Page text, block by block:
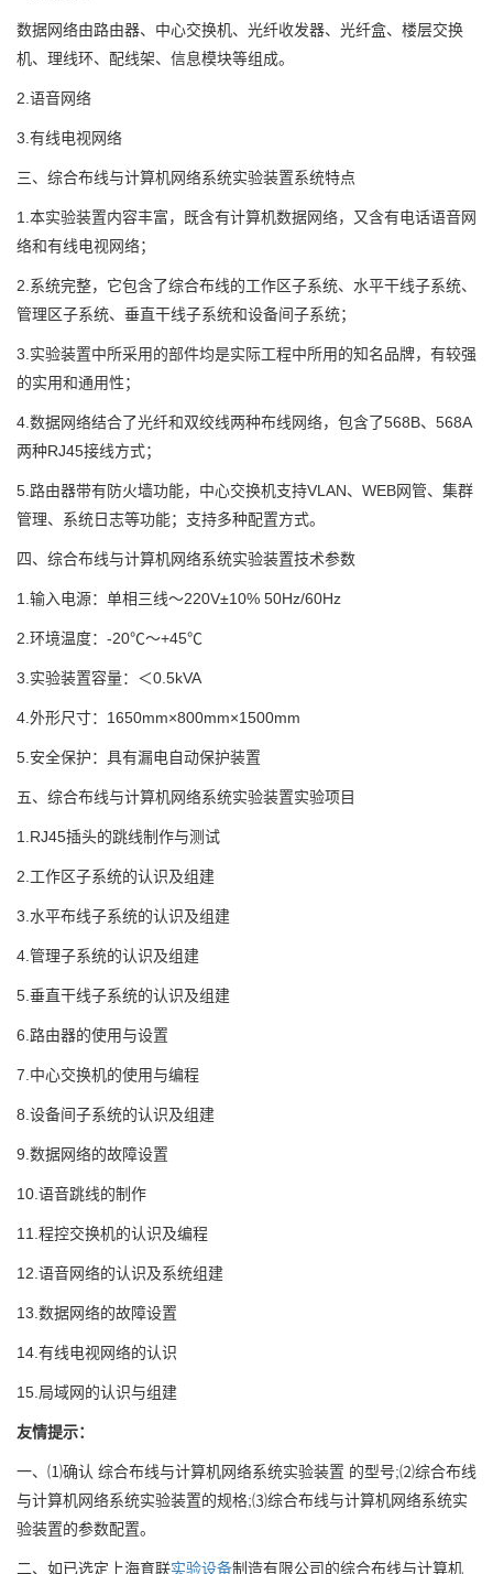
数据网络由路由器、中心交换机、光纤收发器、光纤盒、楼层交换
机、理线环、配线架、信息模块等组成。
2.语音网络
3.有线电视网络
三、综合布线与计算机网络系统实验装置系统特点
1.本实验装置内容丰富，既含有计算机数据网络，又含有电话语音网
络和有线电视网络；
2.系统完整，它包含了综合布线的工作区子系统、水平干线子系统、
管理区子系统、垂直干线子系统和设备间子系统；
3.实验装置中所采用的部件均是实际工程中所用的知名品牌，有较强
的实用和通用性；
4.数据网络结合了光纤和双绞线两种布线网络，包含了568B、568A
两种RJ45接线方式；
5.路由器带有防火墙功能，中心交换机支持VLAN、WEB网管、集群
管理、系统日志等功能；支持多种配置方式。
四、综合布线与计算机网络系统实验装置技术参数
1.输入电源：单相三线～220V±10% 50Hz/60Hz
2.环境温度：-20℃～+45℃
3.实验装置容量：＜0.5kVA
4.外形尺寸：1650mm×800mm×1500mm
5.安全保护：具有漏电自动保护装置
五、综合布线与计算机网络系统实验装置实验项目
1.RJ45插头的跳线制作与测试
2.工作区子系统的认识及组建
3.水平布线子系统的认识及组建
4.管理子系统的认识及组建
5.垂直干线子系统的认识及组建
6.路由器的使用与设置
7.中心交换机的使用与编程
8.设备间子系统的认识及组建
9.数据网络的故障设置
10.语音跳线的制作
11.程控交换机的认识及编程
12.语音网络的认识及系统组建
13.数据网络的故障设置
14.有线电视网络的认识
15.局域网的认识与组建
友情提示：
一、⑴确认 综合布线与计算机网络系统实验装置 的型号;⑵综合布线
与计算机网络系统实验装置的规格;⑶综合布线与计算机网络系统实
验装置的参数配置。
二、如已选定上海育联实验设备制造有限公司的综合布线与计算机